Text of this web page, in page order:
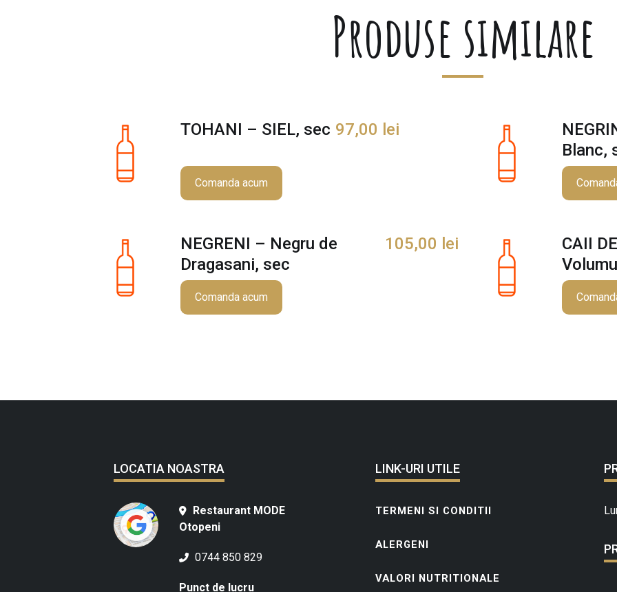
I
I
Produse similare
TOHANI – SIEL, sec 97,00 lei
Comanda acum
Blanc,
NEGRENI – Negru de
Dragasani, sec
105,00 lei
Comanda acum
CAII
LOCATIA NOASTRA
Restaurant MODE
Otopeni
0744 850 829
Punct de lucru
LINK-URI UTILE
TERMENI SI CONDITII
ALERGENI
VALORI NUTRITIONALE